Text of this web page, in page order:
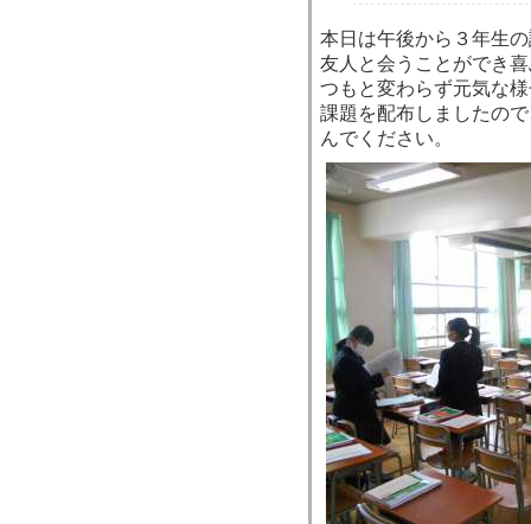
本日は午後から３年生
友人と会うことができ
つもと変わらず元気な
課題を配布しましたの
んでください。